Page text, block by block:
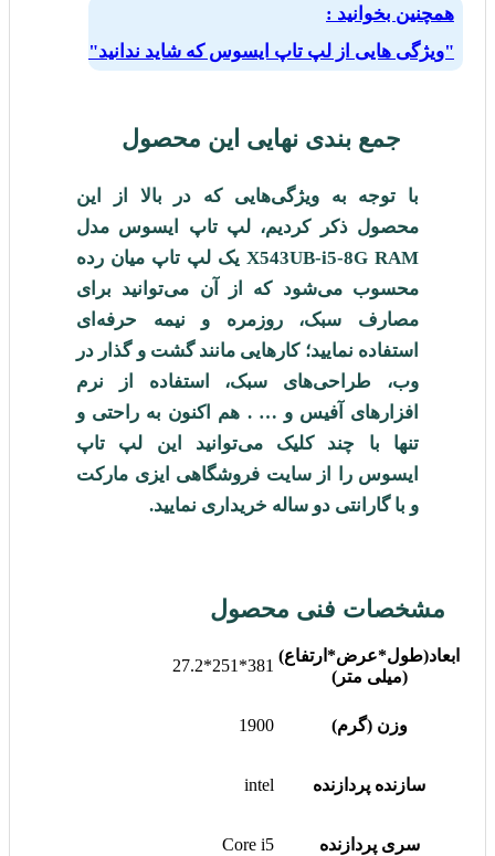
همچنین بخوانید :
"ویژگی هایی از لپ تاپ ایسوس که شاید ندانید"
جمع بندی نهایی این محصول
با توجه به ویژگی‌هایی که در بالا از این
محصول ذکر کردیم، لپ تاپ ایسوس مدل
X543UB-i5-8G RAM یک لپ تاپ میان رده
محسوب می‌شود که از آن می‌توانید برای
مصارف سبک، روزمره و نیمه حرفه‌ای
استفاده نمایید؛ کارهایی مانند گشت و گذار در
وب، طراحی‌های سبک، استفاده از نرم
افزارهای آفیس و … . هم اکنون به راحتی و
تنها با چند کلیک می‌توانید این لپ تاپ
ایسوس را از سایت فروشگاهی ایزی مارکت
و با گارانتی دو ساله خریداری نمایید.
مشخصات فنی محصول
ابعاد(طول*عرض*ارتفاع)
(میلی متر)
381*251*27.2
وزن (گرم) 1900
سازنده پردازنده intel
سری پردازنده Core i5